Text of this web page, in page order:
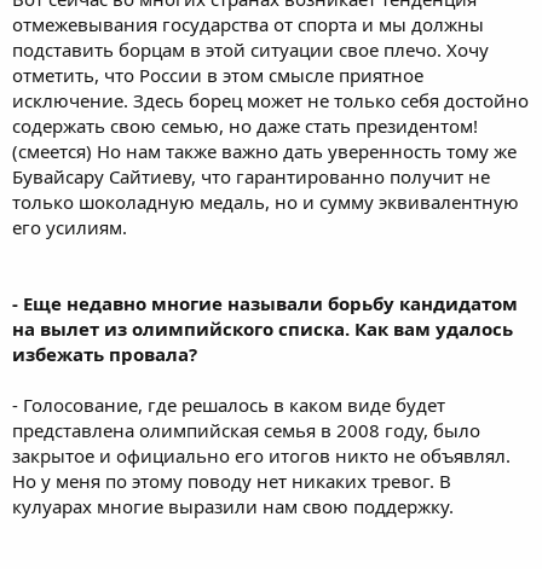
отмежевывания государства от спорта и мы должны
подставить борцам в этой ситуации свое плечо. Хочу
отметить, что России в этом смысле приятное
исключение. Здесь борец может не только себя достойно
содержать свою семью, но даже стать президентом!
(смеется) Но нам также важно дать уверенность тому же
Бувайсару Сайтиеву, что гарантированно получит не
только шоколадную медаль, но и сумму эквивалентную
его усилиям.
- Еще недавно многие называли борьбу кандидатом
на вылет из олимпийского списка. Как вам удалось
избежать провала?
- Голосование, где решалось в каком виде будет
представлена олимпийская семья в 2008 году, было
закрытое и официально его итогов никто не объявлял.
Но у меня по этому поводу нет никаких тревог. В
кулуарах многие выразили нам свою поддержку.